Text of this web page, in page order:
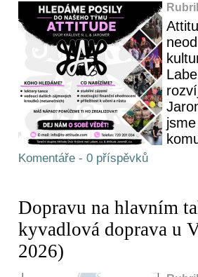
Komentáře - 0 příspěvků
Dopravu na hlavním
kyvadlová doprava u
2026)